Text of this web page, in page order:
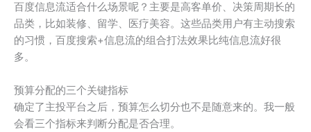
百度信息流适合什么场景呢？主要是高客单价、决策周期长的
品类，比如装修、留学、医疗美容。这些品类用户有主动搜索
的习惯，百度搜索+信息流的组合打法效果比纯信息流好很
多。
预算分配的三个关键指标
确定了主投平台之后，预算怎么切分也不是随意来的。我一般
会看三个指标来判断分配是否合理。